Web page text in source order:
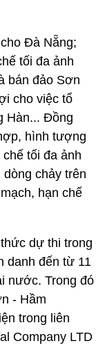
Đà Nẵng;
tối đa ảnh
bán đảo Sơn
cho việc tổ
Hàn... Đồng
hình tượng
tối đa ảnh
chảy trên
hạn chế
dự thi trong
danh đến từ 11
nước. Trong đó
- Hầm
trong liên
Company LTD